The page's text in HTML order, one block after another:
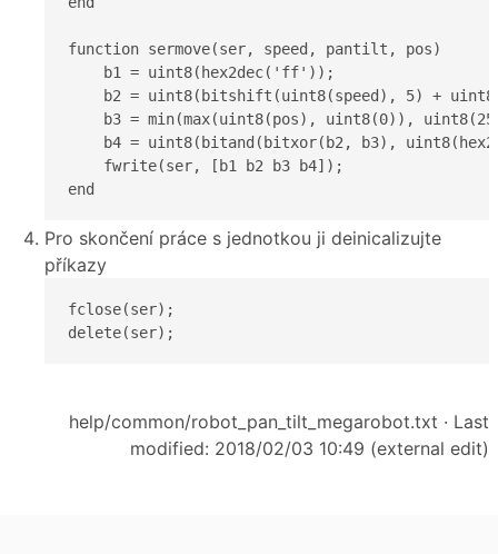
function sermove(ser, speed, pantilt, pos)
    b1 = uint8(hex2dec('ff'));
b2 = uint8(bitshift(uint8(speed), 5) +
b3 = min(max(uint8(pos), uint8(0)),
b4 = uint8(bitand(bitxor(b2, b3),
    fwrite(ser, [b1 b2 b3 b4]);
end
Pro skončení práce s jednotkou ji deinicalizujte
příkazy
fclose(ser);
delete(ser);
help/common/robot_pan_tilt_megarobot.txt · Last
modified: 2018/02/03 10:49 (external edit)